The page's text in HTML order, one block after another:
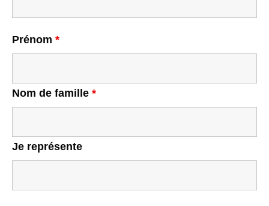
Prénom *
Nom de famille *
Je représente